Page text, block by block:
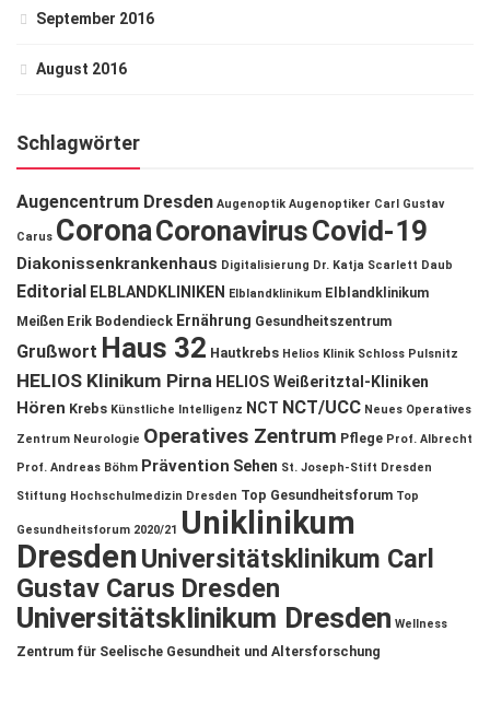
September 2016
August 2016
Schlagwörter
Augencentrum Dresden Augenoptik Augenoptiker Carl Gustav
Carus CoronaCoronavirusCovid-19
Diakonissenkrankenhaus Digitalisierung Dr. Katja Scarlett Daub
Editorial ELBLANDKLINIKEN Elblandklinikum Elblandklinikum
Meißen Erik Bodendieck Ernährung Gesundheitszentrum
Grußwort Haus 32 Hautkrebs Helios Klinik Schloss Pulsnitz
HELIOS Klinikum Pirna HELIOS Weißeritztal-Kliniken
Hören Krebs Künstliche Intelligenz NCT NCT/UCC Neues Operatives
Zentrum Neurologie Operatives Zentrum Pflege Prof. Albrecht
Prof. Andreas Böhm Prävention Sehen St. Joseph-Stift Dresden
Stiftung Hochschulmedizin Dresden Top Gesundheitsforum Top
Gesundheitsforum 2020/21 Uniklinikum
DresdenUniversitätsklinikum Carl
Gustav Carus Dresden
Universitätsklinikum Dresden Wellness
Zentrum für Seelische Gesundheit und Altersforschung